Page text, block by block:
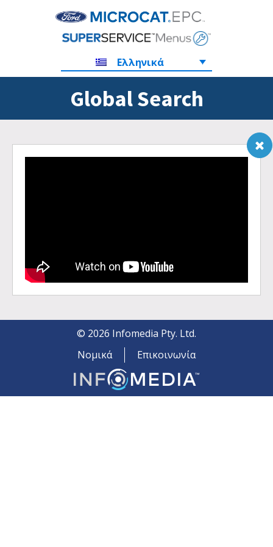
Ελληνικά
Global Search
© 2026 Infomedia Pty. Ltd.
Νομικά
Επικοινωνία